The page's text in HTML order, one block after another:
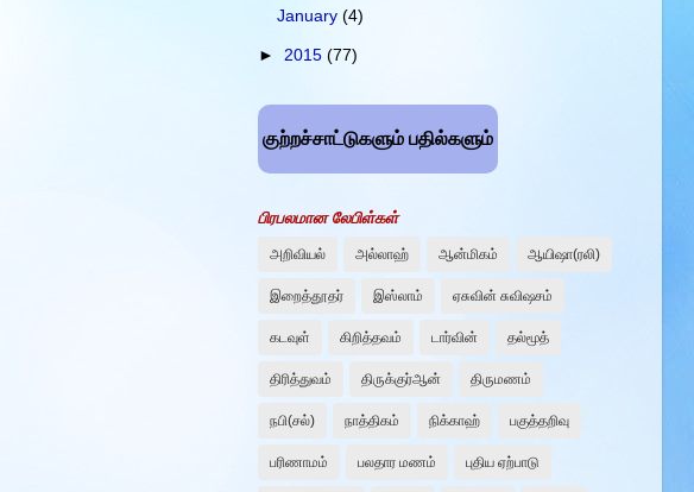
January(4)
► 2015 (77)
குற்றச்சாட்டுகளும் பதில்களும்
பிரபலமான லேபிள்கள்
அறிவியல் அல்லாஹ் ஆன்மிகம் ஆயிஷா(ரலி)
இறைத்தூதர் இஸ்லாம் ஏசுவின் சுவிஷசம்
கடவுள் கிறித்தவம் டார்வின் தல்மூத்
திரித்துவம் திருக்குர்ஆன் திருமணம்
நபி(சல்) நாத்திகம் நிக்காஹ் பகுத்தறிவு
பரிணாமம் பலதார மணம் புதிய ஏற்பாடு